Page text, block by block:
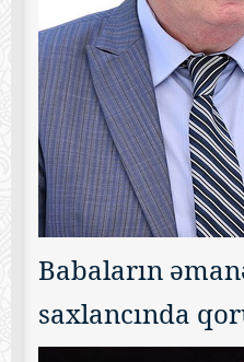
Babaların
saxlancında